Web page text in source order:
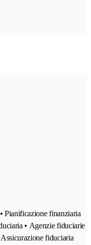
Pianificazione finanziaria
• Agenzie fiduciarie
fiduciaria